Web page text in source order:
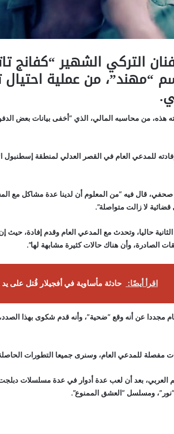
التركي الشهير “كفانج
“مهند”، من عملية
هذه، من محاسبه المالي، الذي “أخفى بيانات بعض
للمدعي العام في القصر العدلي لمنطقة إسطنبول
قال فيه “من المعلوم أن لدينا عدة مشاكل مع
قضائية لا زالت متواصلة”.
حاليا، وتحدث مع المدعي العام وقدم إفادة، حيث إن
الصادرة، وأن هناك حالات كثيرة مشابهة لها”.
اقرأ أيضًا: حادثة مأساوية في أفجيلار قُتل على
مجددا عن أنه وقع “ضحية”، وأنه قدم شكوى بهذا الصدد،
مفصلة للمدعي العام، وسنرى جميعا التطورات
في العالم العربي، بعد أن لعب عدة أدوار في عدة مسلسلات
ومسلسل “العشق الممنوع”.